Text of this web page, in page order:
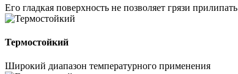
Его гладкая поверхность не позволяет грязи прилипать
Термостойкий
Широкий диапазон температурного применения